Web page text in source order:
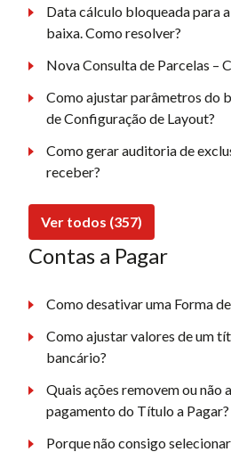
Data cálculo bloqueada para
baixa. Como resolver?
Nova Consulta de Parcelas –
Como ajustar parâmetros do
de Configuração de Layout?
Como gerar auditoria de
receber?
Ver todos (357)
Contas a Pagar
Como desativar uma Forma
Como ajustar valores de um
bancário?
Quais ações removem ou não
pagamento do Título a Pagar?
Porque não consigo